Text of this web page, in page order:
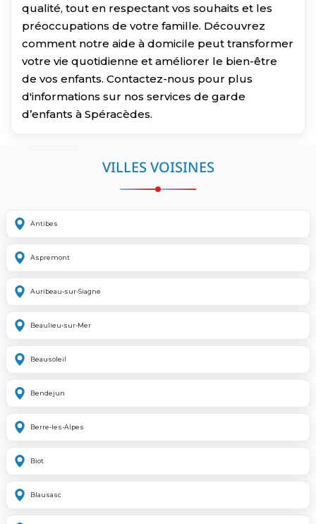
qualité, tout en respectant vos souhaits et les
préoccupations de votre famille. Découvrez
comment notre aide à domicile peut transformer
votre vie quotidienne et améliorer le bien-être
de vos enfants. Contactez-nous pour plus
d'informations sur nos services de garde
d’enfants à Spéracèdes.
VILLES VOISINES
Antibes
Aspremont
Auribeau-sur-Siagne
Beaulieu-sur-Mer
Beausoleil
Bendejun
Berre-les-Alpes
Biot
Blausasc